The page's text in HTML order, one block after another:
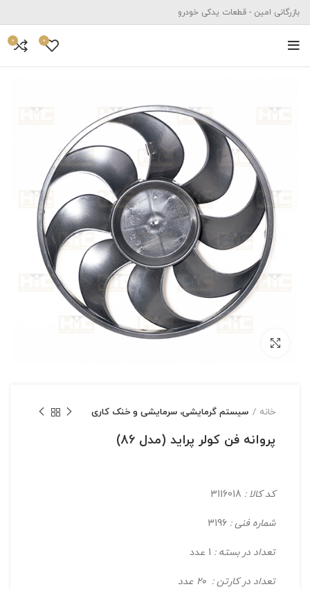
بازرگانی امین - قطعات یدکی خودرو
0
0
خانه سیستم گرمایشی، سرمایشی و خنک کاری
پروانه فن کولر پراید (مدل 86)
کد کالا :
شماره فنی :
تعداد در بسته :
تعداد در کارتن : 20 عدد